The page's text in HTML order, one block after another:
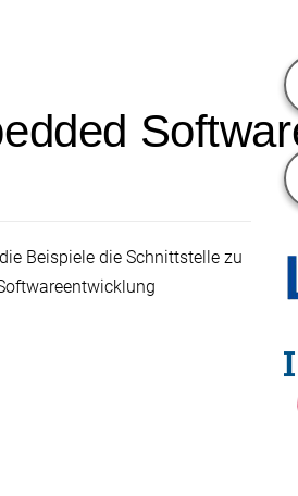
Beispiele die Schnittstelle zu